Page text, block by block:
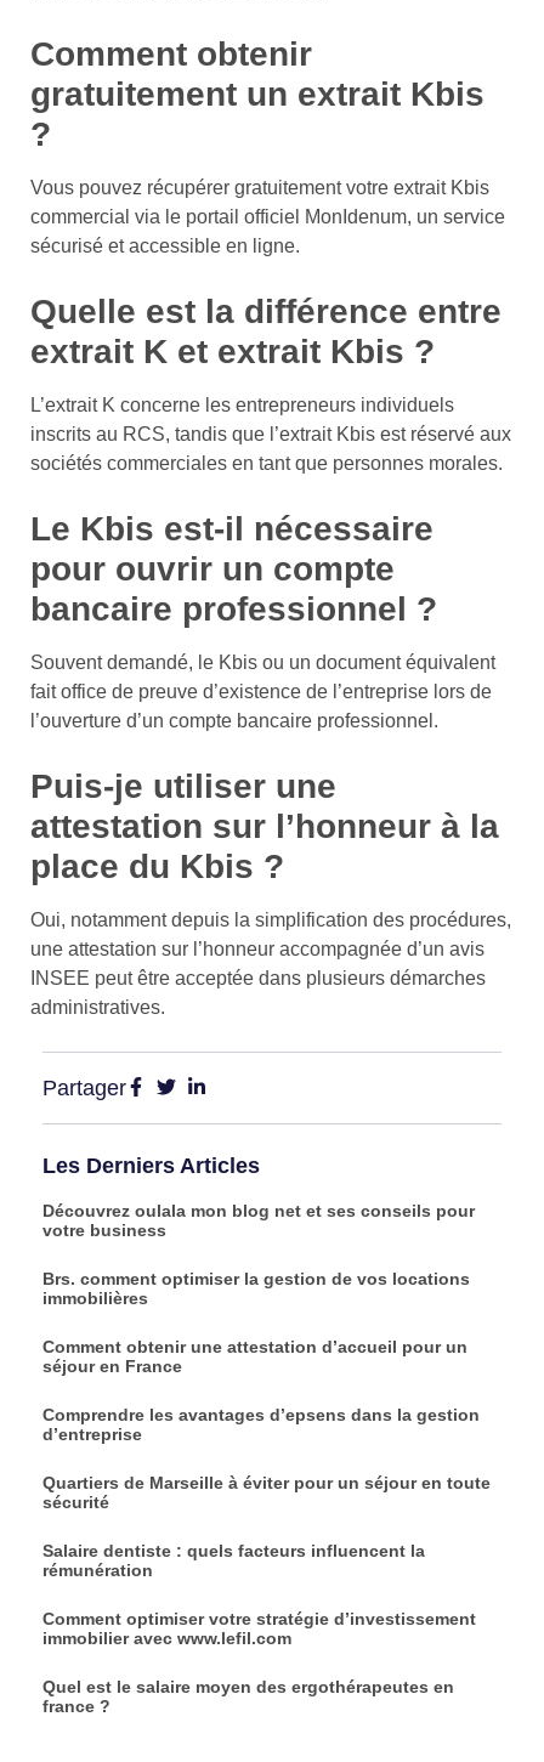
Comment obtenir
gratuitement un extrait Kbis
?
Vous pouvez récupérer gratuitement votre extrait Kbis
commercial via le portail officiel MonIdenum, un service
sécurisé et accessible en ligne.
Quelle est la différence entre
extrait K et extrait Kbis ?
L’extrait K concerne les entrepreneurs individuels
inscrits au RCS, tandis que l’extrait Kbis est réservé aux
sociétés commerciales en tant que personnes morales.
Le Kbis est-il nécessaire
pour ouvrir un compte
bancaire professionnel ?
Souvent demandé, le Kbis ou un document équivalent
fait office de preuve d’existence de l’entreprise lors de
l’ouverture d’un compte bancaire professionnel.
Puis-je utiliser une
attestation sur l’honneur à la
place du Kbis ?
Oui, notamment depuis la simplification des procédures,
une attestation sur l’honneur accompagnée d’un avis
INSEE peut être acceptée dans plusieurs démarches
administratives.
Partager
Les Derniers Articles
Découvrez oulala mon blog net et ses conseils pour
votre business
Brs. comment optimiser la gestion de vos locations
immobilières
Comment obtenir une attestation d’accueil pour un
séjour en France
Comprendre les avantages d’epsens dans la gestion
d’entreprise
Quartiers de Marseille à éviter pour un séjour en toute
sécurité
Salaire dentiste : quels facteurs influencent la
rémunération
Comment optimiser votre stratégie d’investissement
immobilier avec www.lefil.com
Quel est le salaire moyen des ergothérapeutes en
france ?